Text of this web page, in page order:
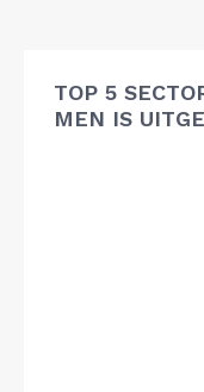
TOP 5
MEN IS